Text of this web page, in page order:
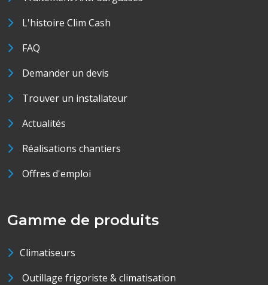
L'histoire Clim Cash
FAQ
Demander un devis
Trouver un installateur
Actualités
Réalisations chantiers
Offres d'emploi
Gamme de produits
Climatiseurs
Outillage frigoriste & climatisation